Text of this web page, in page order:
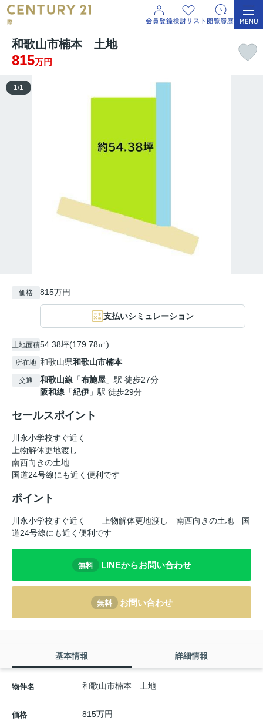
和歌山市楠本 土地
815万円
1/1
価格 815万円
支払いシミュレーション
土地面積54.38坪(179.78㎡)
所在地 和歌山県和歌山市楠本
交通 和歌山線 「布施屋 」駅 徒歩27分
阪和線 「紀伊 」駅 徒歩29分
セールスポイント
川永小学校すぐ近く
上物解体更地渡し
南西向きの土地
国道24号線にも近く便利です
ポイント
川永小学校すぐ近く 上物解体更地渡し 南西向きの土地
国
道24号線にも近く便利です
無料 LINEからお問い合わせ
無料 お問い合わせ
基本情報 詳細情報
物件名 和歌山市楠本 土地
価格 815万円